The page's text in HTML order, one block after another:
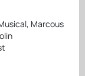
Marcous